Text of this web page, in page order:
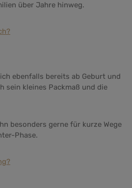
über Jahre hinweg.
ebenfalls bereits ab Geburt und
sein kleines Packmaß und die
besonders gerne für kurze Wege
Phase.